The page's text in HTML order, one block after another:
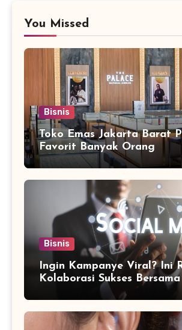
You Missed
Bisnis
Toko Emas Jakarta Barat
Favorit Banyak Orang
Bisnis
Ingin Kampanye Viral? Ini
Kolaborasi Sukses
Media Marketing Agency